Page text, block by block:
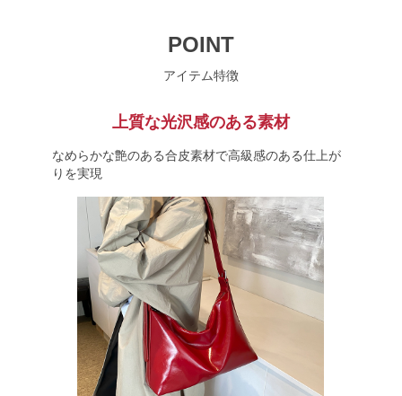
POINT
アイテム特徴
上質な光沢感のある素材
なめらかな艶のある合皮素材で高級感のある仕上が
りを実現